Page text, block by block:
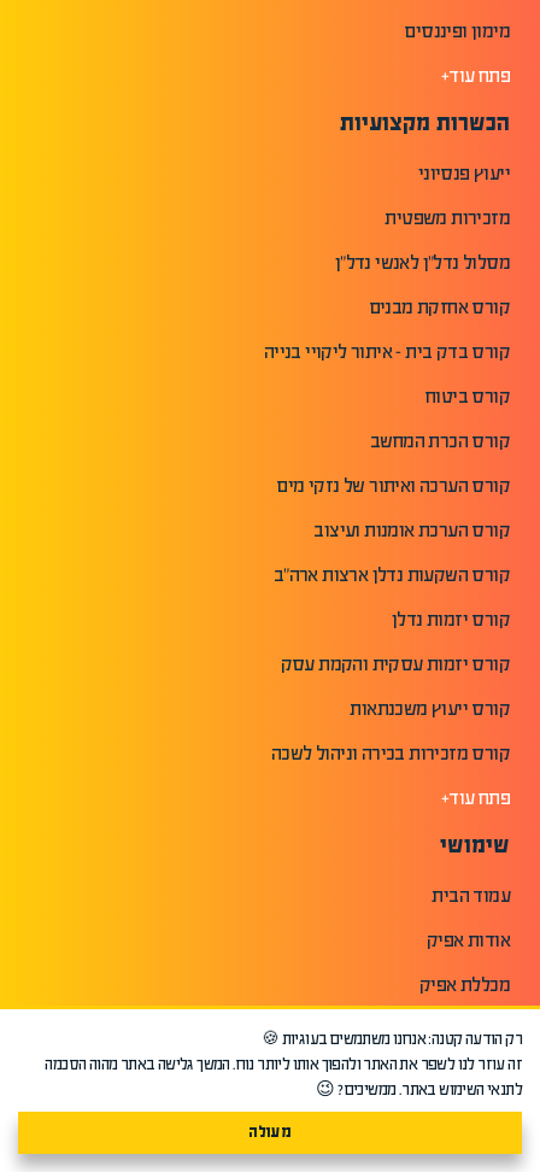
מימון ופיננסים
פתח עוד+
הכשרות מקצועיות
ייעוץ פנסיוני
מזכירות משפטית
מסלול נדל"ן לאנשי נדל"ן
קורס אחזקת מבנים
קורס בדק בית - איתור ליקויי בנייה
קורס ביטוח
קורס הכרת המחשב
קורס הערכה ואיתור של נזקי מים
קורס הערכת אומנות ועיצוב
קורס השקעות נדלן ארצות ארה"ב
קורס יזמות נדלן
קורס יזמות עסקית והקמת עסק
קורס ייעוץ משכנתאות
קורס מזכירות בכירה וניהול לשכה
פתח עוד+
שימושי
עמוד הבית
אודות אפיק
מכללת אפיק
אפיק בתקשורת
קורסים אונליין | מכללת אפיק
חוות דעת והמלצות תלמידים
האירגון לקידום והעשרת שמאים בישראל
רק הודעה קטנה: אנחנו משתמשים בעוגיות 🍪
זה עוזר לנו לשפר את האתר ולהפוך אותו ליותר נוח. המשך גלישה באתר מהוה הסכמה
לתנאי השימוש באתר. ממשיכים? 😉
מעולה